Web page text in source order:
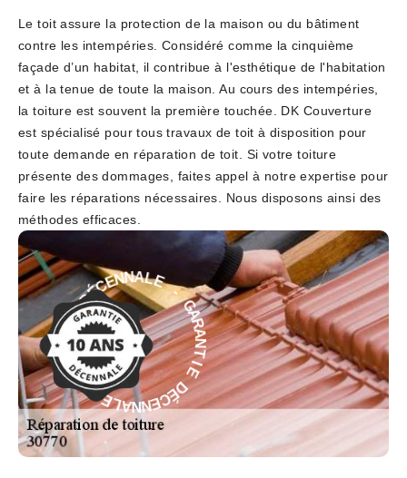
Le toit assure la protection de la maison ou du bâtiment
contre les intempéries. Considéré comme la cinquième
façade d’un habitat, il contribue à l'esthétique de l'habitation
et à la tenue de toute la maison. Au cours des intempéries,
la toiture est souvent la première touchée. DK Couverture
est spécialisé pour tous travaux de toit à disposition pour
toute demande en réparation de toit. Si votre toiture
présente des dommages, faites appel à notre expertise pour
faire les réparations nécessaires. Nous disposons ainsi des
méthodes efficaces.
G
A
R
A
N
T
I
E
D
É
C
E
NNALE - GAR
A
N
T
I
E
D
É
C
E
N
N
A
L
E
-